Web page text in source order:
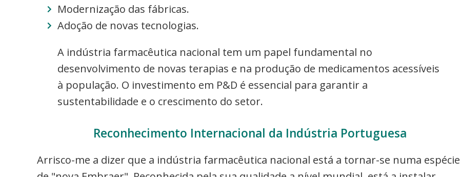
Modernização das fábricas.
Adoção de novas tecnologias.
A indústria farmacêutica nacional tem um papel fundamental no
desenvolvimento de novas terapias e na produção de medicamentos acessíveis
à população. O investimento em P&D é essencial para garantir a
sustentabilidade e o crescimento do setor.
Reconhecimento Internacional da Indústria Portuguesa
Arrisco-me a dizer que a indústria farmacêutica nacional está a tornar-se numa espécie